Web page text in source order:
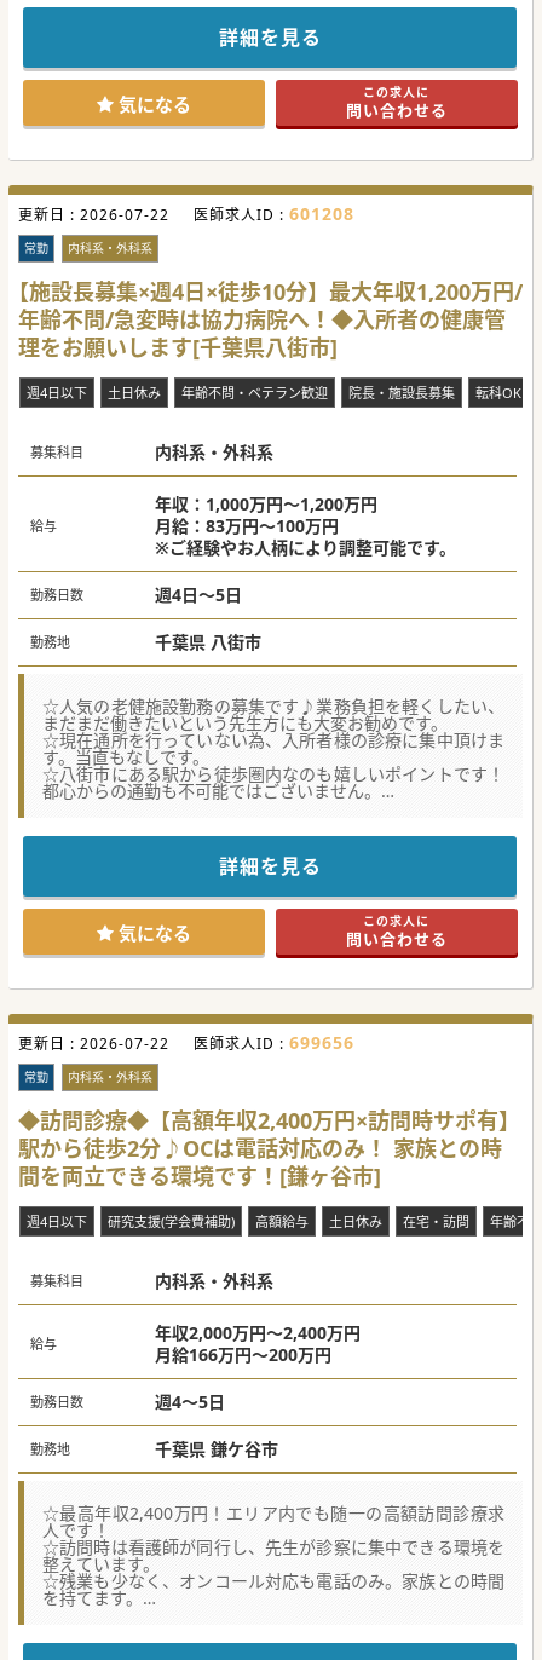
治療方針はドクターの考えを尊重いたします。
運転はもちろん、書類作成や他職種連携など諸々の業務を医
療事務がサポートいたします。
在宅・訪問診療に興味をお持ちの方、院長職を担っていただ
ける方、ご応募をお待ちいたしております！
#秋入職可
詳細を見る
気になる この求人に
問い合わせる
更新日 : 2026-07-22 医師求人ID : 601208
常勤 内科系・外科系
【施設長募集×週4日×徒歩10分】最大年収1,200万円/
年齢不問/急変時は協力病院へ！◆入所者の健康管
理をお願いします[千葉県八街市]
週4日以下 土日休み 年齢不問・ベテラン歓迎 院長・施設長募集 転科OK
募集科目 内科系・外科系
給与
年収：1,000万円～1,200万円
月給：83万円～100万円
※ご経験やお人柄により調整可能です。
勤務日数 週4日～5日
勤務地 千葉県 八街市
☆人気の老健施設勤務の募集です♪業務負担を軽くしたい、
まだまだ働きたいという先生方にも大変お勧めです。
☆現在通所を行っていない為、入所者様の診療に集中頂けま
す。当直もなしです。
☆八街市にある駅から徒歩圏内なのも嬉しいポイントです！
都心からの通勤も不可能ではございません。
現代において高齢者の快適な生活は福祉・医療にとって重要
なテーマのひとつとなっています。
こちらの施設では介護を必要とされる入所者様が毎日を楽し
く過ごせるようスタッフ一丸となって働いております。
広々とした施設で温かいスタッフ達と共に、ぜひ地域への貢
献にお力をお貸しください。
施設内見学のみのお問い合わせも歓迎です。
詳細を見る
気になる この求人に
問い合わせる
更新日 : 2026-07-22 医師求人ID : 699656
常勤 内科系・外科系
◆訪問診療◆【高額年収2,400万円×訪問時サポ有】
駅から徒歩2分♪OCは電話対応のみ！ 家族との時
間を両立できる環境です！[鎌ヶ谷市]
週4日以下 研究支援(学会費補助) 高額給与 土日休み 在宅・訪問 年齢不
募集科目 内科系・外科系
給与
年収2,000万円～2,400万円
月給166万円～200万円
勤務日数 週4～5日
勤務地 千葉県 鎌ケ谷市
☆最高年収2,400万円！エリア内でも随一の高額訪問診療求
人です！
☆訪問時は看護師が同行し、先生が診察に集中できる環境を
整えています。
☆残業も少なく、オンコール対応も電話のみ。家族との時間
を持てます。
未経験者から経験者まで、幅広く医師を募集している訪問診